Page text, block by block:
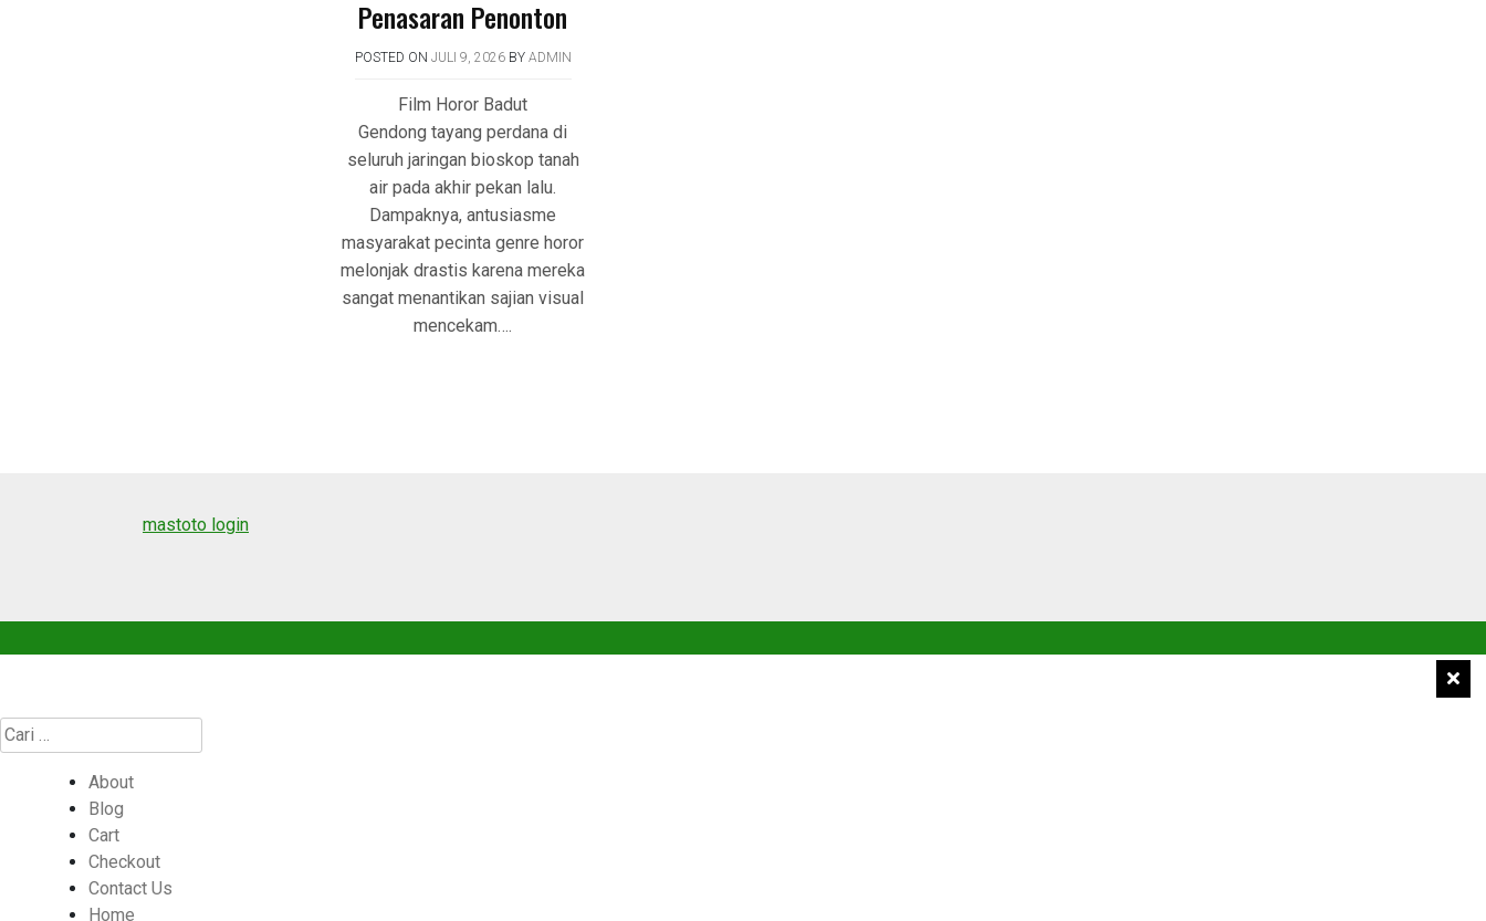
Penasaran Penonton
POSTED ON JULI 9, 2026BY ADMIN
Film Horor Badut
Gendong tayang perdana di
seluruh jaringan bioskop tanah
air pada akhir pekan lalu.
Dampaknya, antusiasme
masyarakat pecinta genre horor
melonjak drastis karena mereka
sangat menantikan sajian visual
mencekam….
mastoto login
Cari
untuk:
About
Blog
Cart
Checkout
Contact Us
Home